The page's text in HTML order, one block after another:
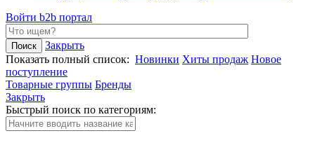
Войти b2b портал
Закрыть
Показать полный список: Новинки Хиты продаж Новое
поступление
Товарные группы Бренды
Закрыть
Быстрый поиск по категориям: